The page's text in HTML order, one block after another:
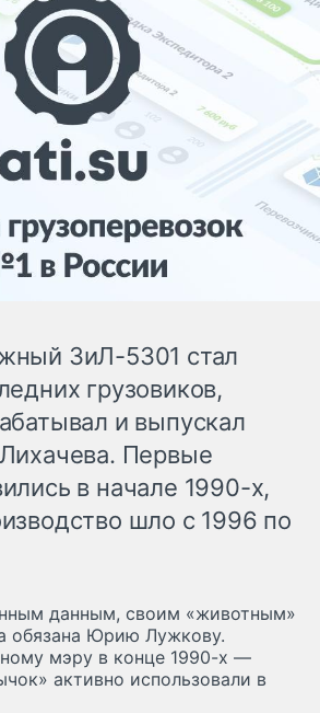
ЗиЛ-5301 стал
грузовиков,
и выпускал
Первые
в начале 1990-х,
шло с 1996 по
данным, своим «животным»
обязана Юрию Лужкову.
мэру в конце 1990-х —
активно использовали в